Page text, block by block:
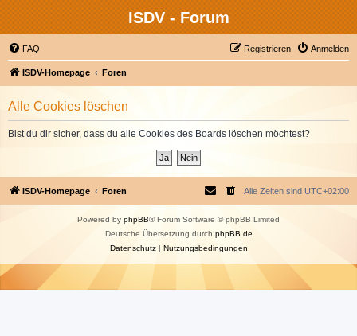
ISDV - Forum
FAQ Anmelden
Registrieren
ISDV-Homepage Foren
Alle Cookies löschen
Bist du dir sicher, dass du alle Cookies des Boards löschen möchtest?
ISDV-Homepage Foren Alle Zeiten sind UTC+02:00
Powered by phpBB® Forum Software © phpBB Limited
Deutsche Übersetzung durch phpBB.de
Datenschutz| Nutzungsbedingungen